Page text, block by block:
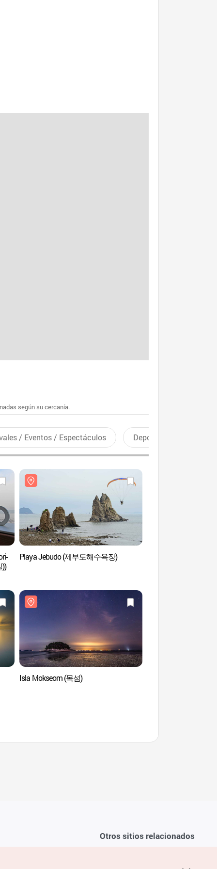
según su cercanía.
/ Eventos / Espectáculos Deportes recreativos
Playa Jebudo (제부도해수욕장)
Isla Mokseom (목섬)
Otros sitios relacionados